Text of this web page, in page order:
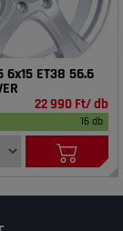
6x15 ET38 56.6
22 990 Ft/ db
16 db